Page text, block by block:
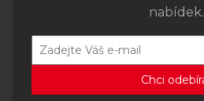
nabídek.